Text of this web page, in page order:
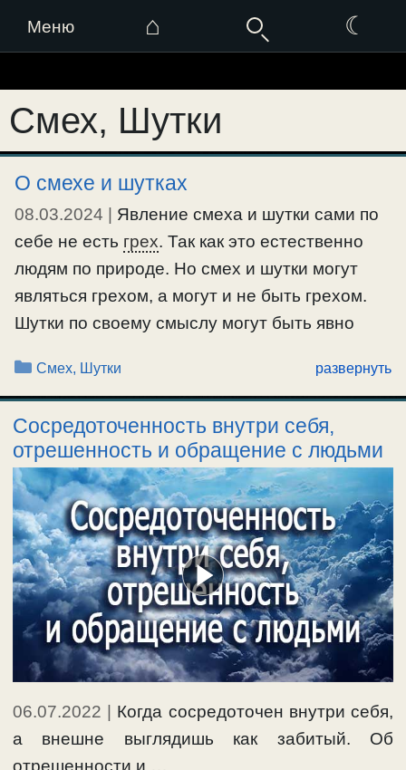
Меню ⌂ ☾
к
содержимому
Смех, Шутки
О смехе и шутках
08.03.2024 | Явление смеха и шутки сами по
себе не есть грех. Так как это естественно
людям по природе. Но смех и шутки могут
являться грехом, а могут и не быть грехом.
Шутки по своему смыслу могут быть явно
греху и злу, как к норме жизни. Такие шутки
есть сладкоезло, которое …
Ещё…
#смех,шутки
Рубрики
Смех, Шутки развернуть
Сосредоточенность внутри себя,
отрешенность и обращение с людьми
06.07.2022
Когда сосредоточен внутри себя,
а внешне выглядишь как забитый. Об